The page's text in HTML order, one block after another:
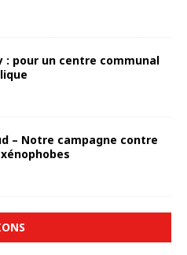
: pour un centre communal
– Notre campagne contre